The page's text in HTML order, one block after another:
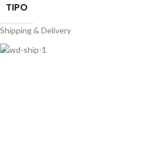
TIPO
Shipping & Delivery